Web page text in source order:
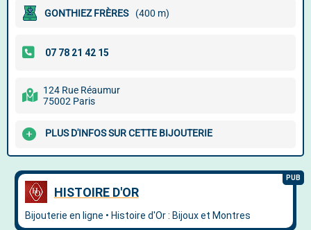
GONTHIEZ FRÈRES (400 m)
124 Rue Réaumur
75002 Paris
PLUS D'INFOS SUR CETTE BIJOUTERIE